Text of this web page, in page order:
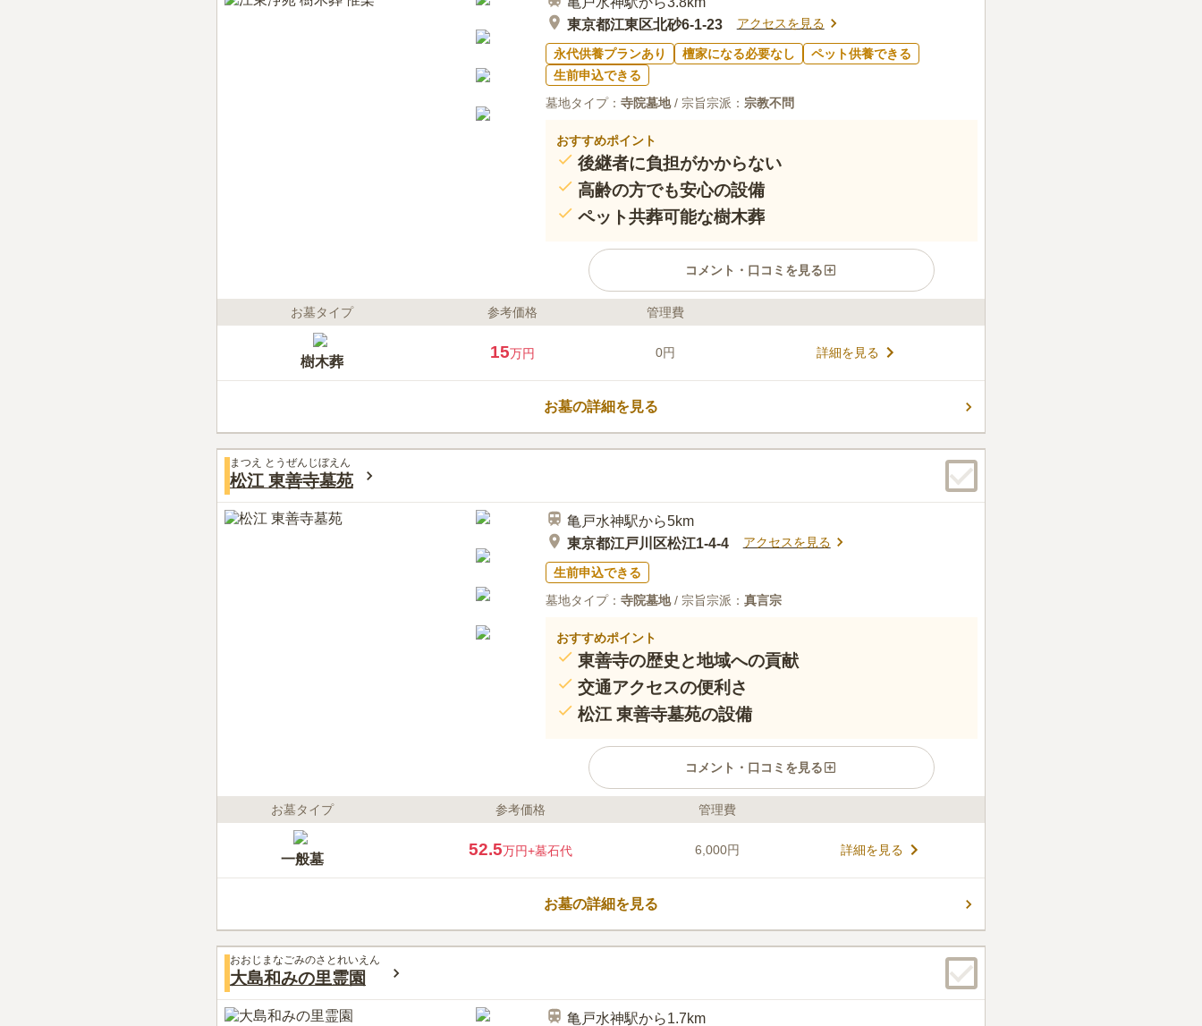
東京都江東区北砂6-1-23
アクセスを見る
永代供養プランあり 檀家になる必要なし
ペット供養できる
生前申込できる
墓地タイプ： 寺院墓地/ 宗旨宗派： 宗教不問
おすすめポイント
後継者に負担がかからない
高齢の方でも安心の設備
ペット共葬可能な樹木葬
コメント・口コミを見る
ライフドット編集部のコメント
です。大正14年に創建された蓮光寺敷地内にありますが、檀家
になる必要はなく、どなたでも利用することができます。樹木
葬区画はお子さんからご高齢の方まで、どなたでもお参りしや
すい高さに造られており、参道は雨水などがたまらずすべりに
くい、インターロッキング仕様です。区画によりデザインが異
なり、納骨方法や使用期限、埋葬人数も異なりますので、自分
私は近所に住んでいるので評価は難しいですが近隣に砂町銀座
商店街や緑道公園があります。少し歩けばコンビニもあります。
お墓タイプ 参考価格 管理費
樹木葬
15万円 0円 詳細を見る
お墓の詳細を見る
まつえ とうぜんじぼえん
松江 東善寺墓苑
亀戸水神駅から5km
東京都江戸川区松江1-4-4
アクセスを見る
生前申込できる
墓地タイプ： 寺院墓地/ 宗旨宗派： 真言宗
おすすめポイント
東善寺の歴史と地域への貢献
交通アクセスの便利さ
松江 東善寺墓苑の設備
コメント・口コミを見る
ライフドット編集部のコメント
宗豊山派のお寺です。毎年7月上旬には地元商店街と共催で「朝
顔市」を開催し、多くの訪問者で賑わいます。交通アクセスも
良好で、新小岩駅や船堀駅からのバス利用で最寄りバス停から
徒歩約2分、船堀街道沿いに位置するためお車での訪問も便利で
す。松江 東善寺墓苑は令和2年に新本堂・客殿が完成し、バリ
お墓タイプ 参考価格 管理費
一般墓
52.5万円+墓石代 6,000円 詳細を見る
お墓の詳細を見る
おおじまなごみのさとれいえん
大島和みの里霊園
亀戸水神駅から1.7km